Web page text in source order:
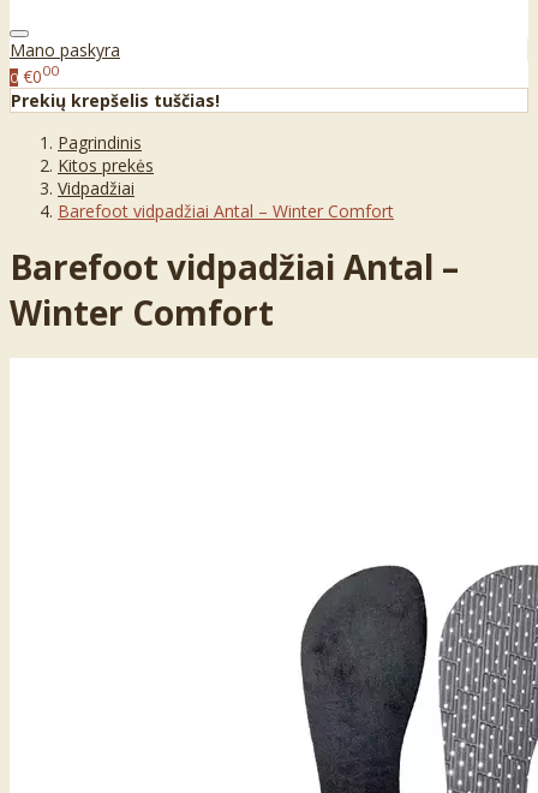
Mano paskyra
0 €000
Prekių krepšelis tuščias!
Pagrindinis
Kitos prekės
Vidpadžiai
Barefoot vidpadžiai Antal – Winter Comfort
Barefoot vidpadžiai Antal –
Winter Comfort